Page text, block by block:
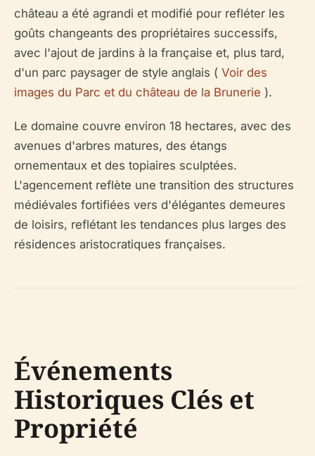
château a été agrandi et modifié pour refléter les
goûts changeants des propriétaires successifs,
avec l'ajout de jardins à la française et, plus tard,
d'un parc paysager de style anglais ( Voir des
images du Parc et du château de la Brunerie ).
Le domaine couvre environ 18 hectares, avec des
avenues d'arbres matures, des étangs
ornementaux et des topiaires sculptées.
L'agencement reflète une transition des structures
médiévales fortifiées vers d'élégantes demeures
de loisirs, reflétant les tendances plus larges des
résidences aristocratiques françaises.
Événements
Historiques Clés et
Propriété